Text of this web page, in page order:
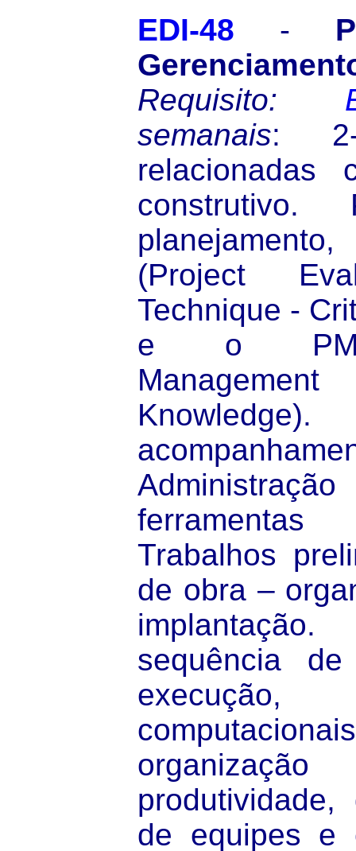
EDI-48 -
Requisito:
semanais: 2-
relacionadas
construtivo.
(Project
Technique -
e o
ferramentas
Trabalhos
de obra –
sequência
produtividade,
de equipes e